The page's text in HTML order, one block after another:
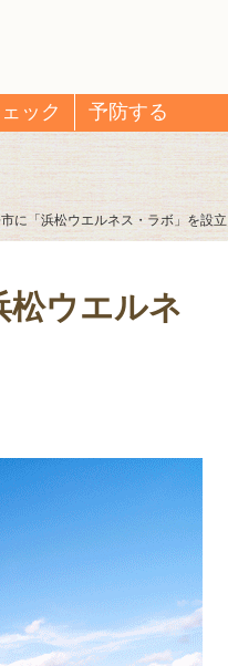
ック 予防する
に「浜松ウエルネス・ラボ」を設立
松ウエルネ